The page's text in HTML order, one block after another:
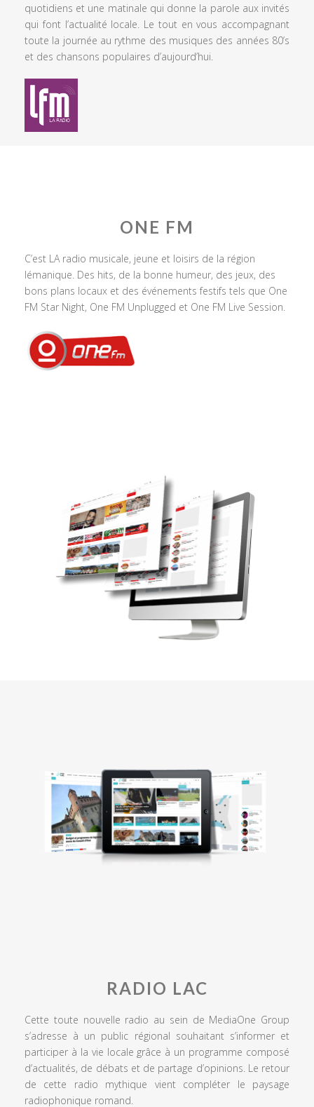
quotidiens et une matinale qui donne la parole aux invités
qui font l’actualité locale. Le tout en vous accompagnant
toute la journée au rythme des musiques des années 80’s
et des chansons populaires d’aujourd’hui.
ONE FM
C’est LA radio musicale, jeune et loisirs de la région
lémanique. Des hits, de la bonne humeur, des jeux, des
bons plans locaux et des événements festifs tels que One
FM Star Night, One FM Unplugged et One FM Live Session.
RADIO LAC
Cette toute nouvelle radio au sein de MediaOne Group
s’adresse à un public régional souhaitant s’informer et
participer à la vie locale grâce à un programme composé
d’actualités, de débats et de partage d’opinions. Le retour
de cette radio mythique vient compléter le paysage
radiophonique romand.